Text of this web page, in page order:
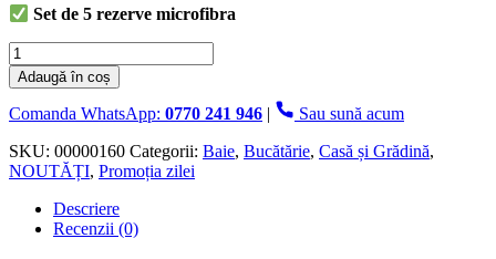
Set de 5 rezerve microfibra
Cantitate
Set
Curatenie,
tot
se
vede
poza,
Doua
Adaugă în coș
Comanda WhatsApp: 0770 241 946 |
Sau sună acum
SKU: 00000160 Categorii: Baie, Bucătărie, Casă și Grădină,
NOUTĂȚI, Promoția zilei
Descriere
Recenzii (0)